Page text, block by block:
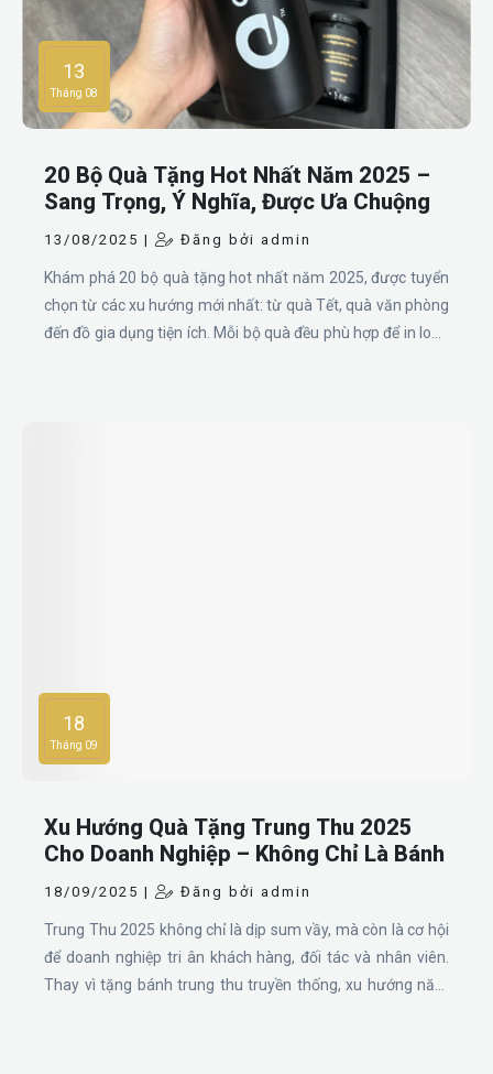
13
Tháng 08
20 Bộ Quà Tặng Hot Nhất Năm 2025 –
Sang Trọng, Ý Nghĩa, Được Ưa Chuộng
13/08/2025 | Đăng bởi admin
Khám phá 20 bộ quà tặng hot nhất năm 2025, được tuyển
chọn từ các xu hướng mới nhất: từ quà Tết, quà văn phòng
đến đồ gia dụng tiện ích. Mỗi bộ quà đều phù hợp để in logo
18
Tháng 09
Xu Hướng Quà Tặng Trung Thu 2025
Cho Doanh Nghiệp – Không Chỉ Là Bánh
18/09/2025 | Đăng bởi admin
Trung Thu 2025 không chỉ là dịp sum vầy, mà còn là cơ hội
để doanh nghiệp tri ân khách hàng, đối tác và nhân viên.
Thay vì tặng bánh trung thu truyền thống, xu hướng năm